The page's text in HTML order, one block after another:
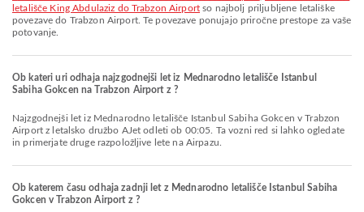
letališče King Abdulaziz do Trabzon Airport so najbolj priljubljene letališke
povezave do Trabzon Airport. Te povezave ponujajo priročne prestope za vaše
potovanje.
Ob kateri uri odhaja najzgodnejši let iz Mednarodno letališče Istanbul
Sabiha Gokcen na Trabzon Airport z ?
Najzgodnejši let iz Mednarodno letališče Istanbul Sabiha Gokcen v Trabzon
Airport z letalsko družbo AJet odleti ob 00:05. Ta vozni red si lahko ogledate
in primerjate druge razpoložljive lete na Airpazu.
Ob katerem času odhaja zadnji let z Mednarodno letališče Istanbul Sabiha
Gokcen v Trabzon Airport z ?